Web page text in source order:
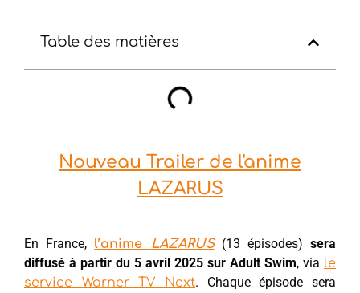
Table des matières
Nouveau Trailer de l'anime
LAZARUS
En France, l’anime LAZARUS(13 épisodes) sera
diffusé à partir du 5 avril 2025 sur Adult Swim, via le
service Warner TV Next. Chaque épisode sera